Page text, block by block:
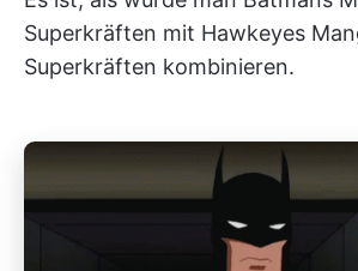
Superkräften mit Hawkeyes
Superkräften kombinieren.